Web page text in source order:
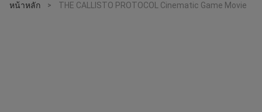
หน้าหลัก > THE CALLISTO PROTOCOL Cinematic Game Movie